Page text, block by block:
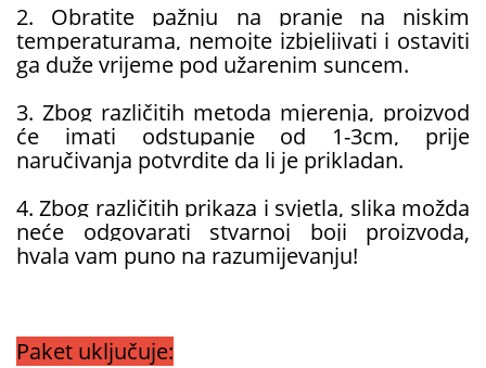
2. Obratite pažnju na pranje na niskim
temperaturama, nemojte izbjeljivati ​​i ostaviti
ga duže vrijeme pod užarenim suncem.
3. Zbog različitih metoda mjerenja, proizvod
će imati odstupanje od 1-3cm, prije
naručivanja potvrdite da li je prikladan.
4. Zbog različitih prikaza i svjetla, slika možda
neće odgovarati stvarnoj boji proizvoda,
hvala vam puno na razumijevanju!
Paket uključuje: